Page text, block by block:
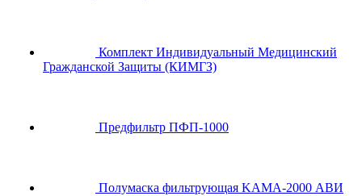
Комплект Индивидуальный Медицинский
Гражданской Защиты (КИМГЗ)
Предфильтр ПФП-1000
Полумаска фильтрующая KAMA-2000 АВИ